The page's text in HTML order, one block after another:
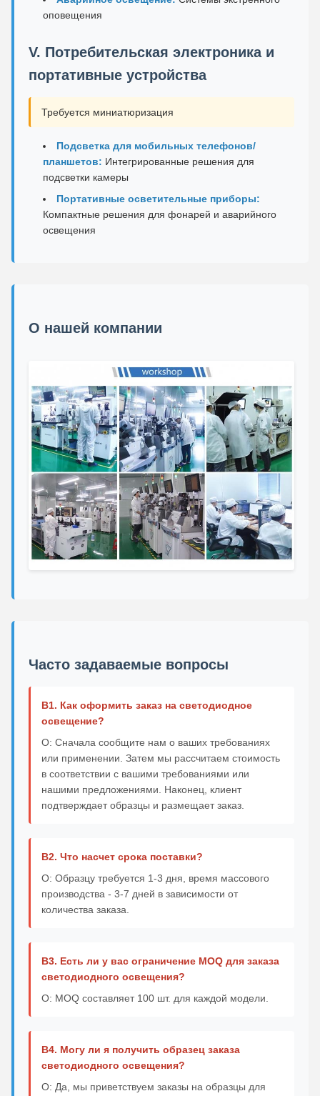
оповещения
V. Потребительская электроника и
портативные устройства
Требуется миниатюризация
Подсветка для мобильных телефонов/
планшетов: Интегрированные решения для
подсветки камеры
Портативные осветительные приборы:
Компактные решения для фонарей и аварийного
освещения
О нашей компании
Часто задаваемые вопросы
В1. Как оформить заказ на светодиодное
освещение?
О: Сначала сообщите нам о ваших требованиях
или применении. Затем мы рассчитаем стоимость
в соответствии с вашими требованиями или
нашими предложениями. Наконец, клиент
подтверждает образцы и размещает заказ.
В2. Что насчет срока поставки?
О: Образцу требуется 1-3 дня, время массового
производства - 3-7 дней в зависимости от
количества заказа.
В3. Есть ли у вас ограничение MOQ для заказа
светодиодного освещения?
О: MOQ составляет 100 шт. для каждой модели.
В4. Могу ли я получить образец заказа
светодиодного освещения?
О: Да, мы приветствуем заказы на образцы для